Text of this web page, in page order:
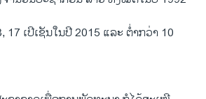
17 ເປີເຊັນໃນປີ 2015 ແລະ ຕໍ່າກວ່າ 10